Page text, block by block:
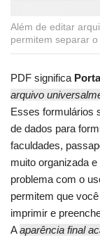
Além de editar
permitem separar
PDF significa
arquivo
Esses formulários
de dados para
faculdades,
muito organizada
problema com o
permitem que
imprimir e
Aaparência final